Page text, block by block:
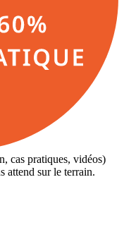
cas pratiques, vidéos)
attend sur le terrain.